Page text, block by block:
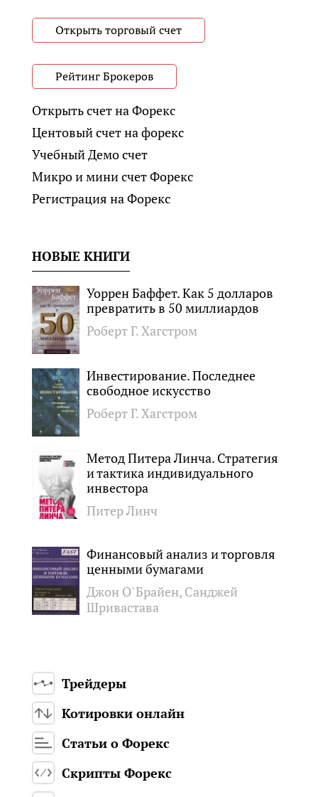
Открыть торговый счет
Рейтинг Брокеров
Открыть счет на Форекс
Центовый счет на форекс
Учебный Демо счет
Микро и мини счет Форекс
Регистрация на Форекс
НОВЫЕ КНИГИ
Уоррен Баффет. Как 5 долларов
превратить в 50 миллиардов
Роберт Г. Хагстром
Инвестирование. Последнее
свободное искусство
Роберт Г. Хагстром
Метод Питера Линча. Стратегия
и тактика индивидуального
инвестора
Питер Линч
Финансовый анализ и торговля
ценными бумагами
Джон О`Брайен, Санджей
Шривастава
Трейдеры
Котировки онлайн
Статьи о Форекс
Скрипты Форекс